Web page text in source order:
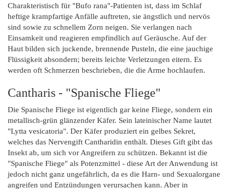
Charakteristisch für "Bufo rana"-Patienten ist, dass im Schlaf
heftige krampfartige Anfälle auftreten, sie ängstlich und nervös
sind sowie zu schnellem Zorn neigen. Sie verlangen nach
Einsamkeit und reagieren empfindlich auf Geräusche. Auf der
Haut bilden sich juckende, brennende Pusteln, die eine jauchige
Flüssigkeit absondern; bereits leichte Verletzungen eitern. Es
werden oft Schmerzen beschrieben, die die Arme hochlaufen.
Cantharis - "Spanische Fliege"
Die Spanische Fliege ist eigentlich gar keine Fliege, sondern ein
metallisch-grün glänzender Käfer. Sein lateinischer Name lautet
"Lytta vesicatoria". Der Käfer produziert ein gelbes Sekret,
welches das Nervengift Cantharidin enthält. Dieses Gift gibt das
Insekt ab, um sich vor Angreifern zu schützen. Bekannt ist die
"Spanische Fliege" als Potenzmittel - diese Art der Anwendung ist
jedoch nicht ganz ungefährlich, da es die Harn- und Sexualorgane
angreifen und Entzündungen verursachen kann. Aber in